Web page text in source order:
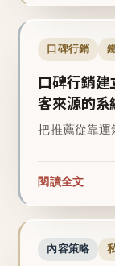
口碑行銷
口碑行銷
客來源的系
把推薦從靠運
閱讀全文
內容策略